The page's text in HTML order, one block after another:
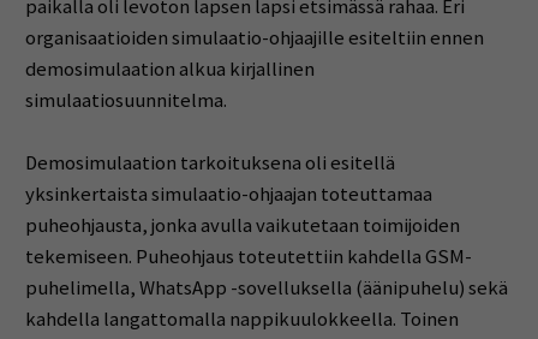
paikalla oli levoton lapsen lapsi etsimässä rahaa. Eri
organisaatioiden simulaatio-ohjaajille esiteltiin ennen
demosimulaation alkua kirjallinen
simulaatiosuunnitelma.
Demosimulaation tarkoituksena oli esitellä
yksinkertaista simulaatio-ohjaajan toteuttamaa
puheohjausta, jonka avulla vaikutetaan toimijoiden
tekemiseen. Puheohjaus toteutettiin kahdella GSM-
puhelimella, WhatsApp -sovelluksella (äänipuhelu) sekä
kahdella langattomalla nappikuulokkeella. Toinen